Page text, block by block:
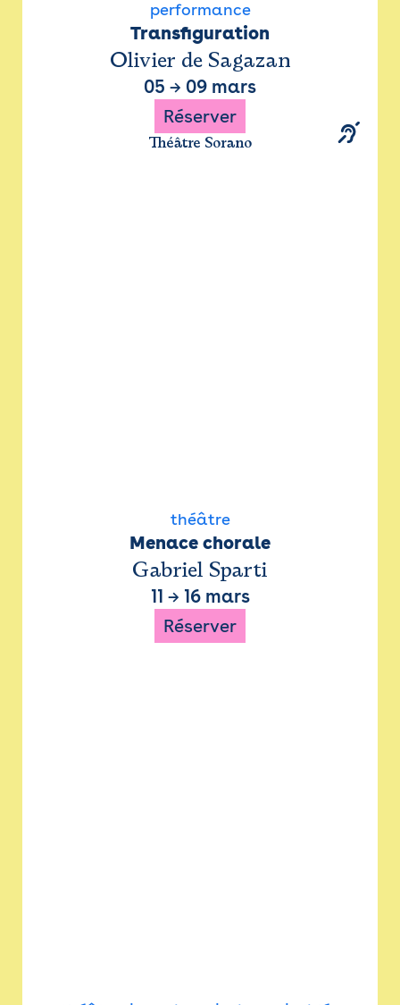
performance
Transfiguration
Olivier de Sagazan
05 → 09 mars
Réserver
Théâtre Sorano
théâtre
Menace chorale
Gabriel Sparti
11 → 16 mars
Réserver